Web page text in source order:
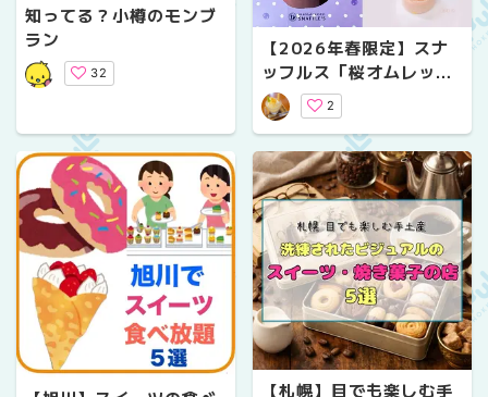
知ってる？小樽のモンブ
ラン
32
【2026年春限定】スナ
ッフルス「桜オムレッ
ト」実食レポ｜クロミコ
ラボスイーツもお土産に
おすすめ
2
【札幌】目でも楽しむ手